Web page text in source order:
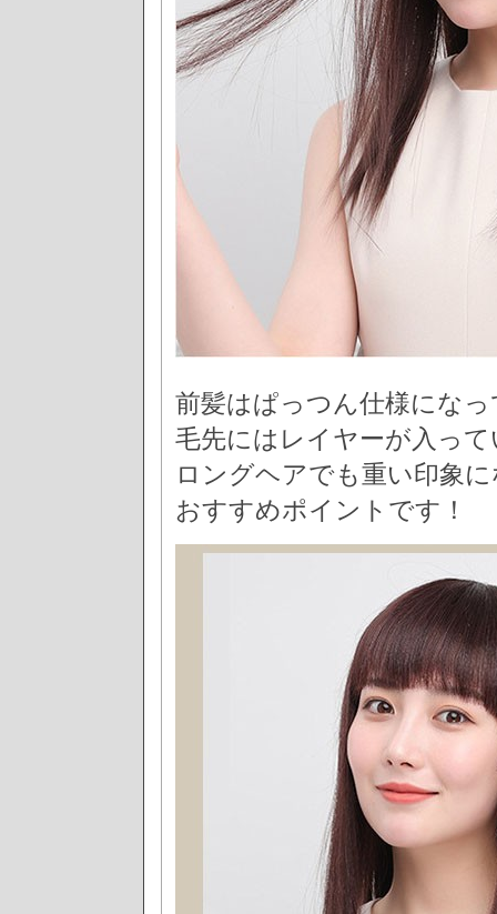
前髪はぱっつん仕様にな
毛先にはレイヤーが入っ
ロングヘアでも重い印象
おすすめポイントです！